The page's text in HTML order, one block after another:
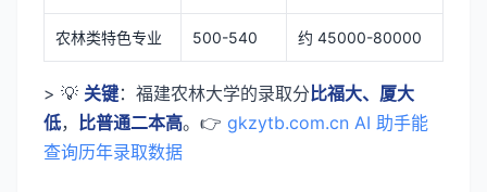
农林类特色专业 500-540 约 45000-80000
> 💡 关键：福建农林大学的录取分比福大、厦大
低， 比普通二本高。👉 gkzytb.com.cn AI 助手能
查询历年录取数据